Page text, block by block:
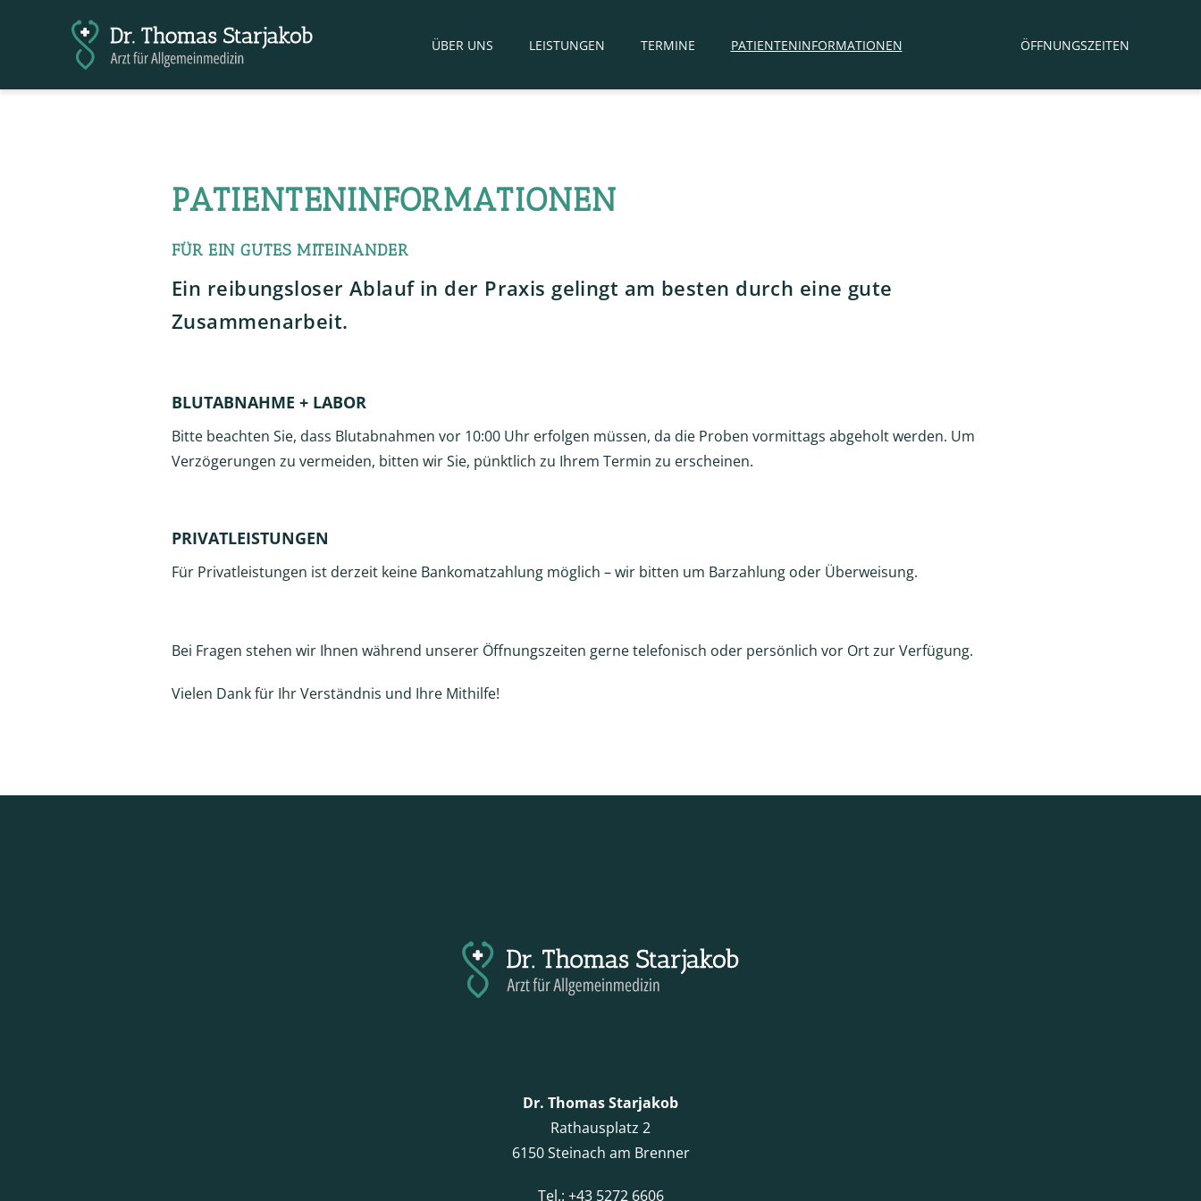
ÜBER UNS LEISTUNGEN TERMINE PATIENTENINFORMATIONEN ÖFFNUNGSZEITEN
PATIENTENINFORMATIONEN
FÜR EIN GUTES MITEINANDER
Ein reibungsloser Ablauf in der Praxis gelingt am besten durch eine gute
Zusammenarbeit.
BLUTABNAHME + LABOR
Bitte beachten Sie, dass Blutabnahmen vor 10:00 Uhr erfolgen müssen, da die Proben vormittags abgeholt werden. Um
Verzögerungen zu vermeiden, bitten wir Sie, pünktlich zu Ihrem Termin zu erscheinen.
PRIVATLEISTUNGEN
Für Privatleistungen ist derzeit keine Bankomatzahlung möglich – wir bitten um Barzahlung oder Überweisung.
Bei Fragen stehen wir Ihnen während unserer Öffnungszeiten gerne telefonisch oder persönlich vor Ort zur Verfügung.
Vielen Dank für Ihr Verständnis und Ihre Mithilfe!
Dr. Thomas Starjakob
Rathausplatz 2
6150 Steinach am Brenner
Tel.: +43 5272 6606